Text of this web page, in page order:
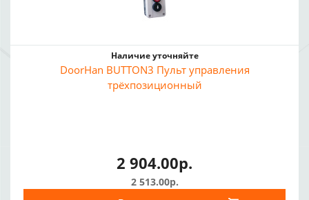
Наличие уточняйте
DoorHan BUTTON3 Пульт управления
трёхпозиционный
2 904.00р.
2 513.00р.